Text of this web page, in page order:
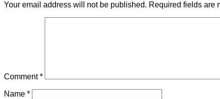
Your email address will not be published. Required fields are
Comment*
Name *